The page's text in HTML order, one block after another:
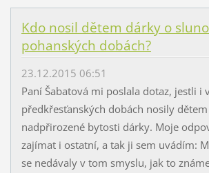
Kdo nosil dětem dárky o
pohanských dobách?
23.12.2015 06:51
Paní Šabatová mi poslala dotaz, jestli i
předkřesťanských dobách nosily
nadpřirozené bytosti dárky. Moje
zajímat i ostatní, a tak ji sem uvádím:
se nedávaly v tom smyslu, jak to